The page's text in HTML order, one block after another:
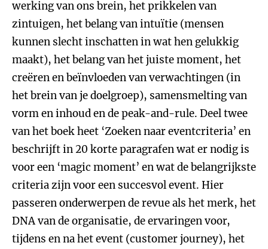
werking van ons brein, het prikkelen van
zintuigen, het belang van intuïtie (mensen
kunnen slecht inschatten in wat hen gelukkig
maakt), het belang van het juiste moment, het
creëren en beïnvloeden van verwachtingen (in
het brein van je doelgroep), samensmelting van
vorm en inhoud en de peak-and-rule. Deel twee
van het boek heet ‘Zoeken naar eventcriteria’ en
beschrijft in 20 korte paragrafen wat er nodig is
voor een ‘magic moment’ en wat de belangrijkste
criteria zijn voor een succesvol event. Hier
passeren onderwerpen de revue als het merk, het
DNA van de organisatie, de ervaringen voor,
tijdens en na het event (customer journey), het